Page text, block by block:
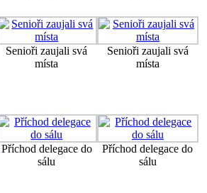
Senioři zaujali svá
místa
Senioři zaujali svá
místa
Příchod delegace do
sálu
Příchod delegace do
sálu